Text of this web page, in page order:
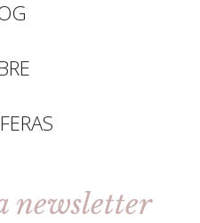
newsletter